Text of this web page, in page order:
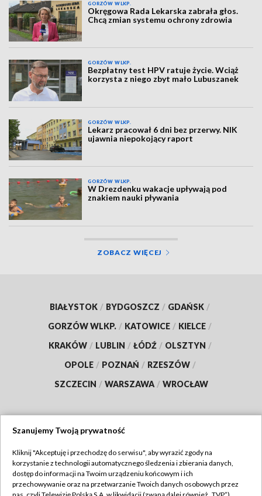
GORZÓW WLKP.
Okręgowa Rada Lekarska zabrała głos.
Chcą zmian systemu ochrony zdrowia
GORZÓW WLKP.
Bezpłatny test HPV ratuje życie. Wciąż
korzysta z niego zbyt mało Lubuszanek
GORZÓW WLKP.
Lekarz pracował 6 dni bez przerwy. NIK
ujawnia niepokojący raport
GORZÓW WLKP.
W Drezdenku wakacje upływają pod
znakiem nauki pływania
ZOBACZ WIĘCEJ
BIAŁYSTOK / BYDGOSZCZ / GDAŃSK /
GORZÓW WLKP. / KATOWICE / KIELCE /
KRAKÓW / LUBLIN / ŁÓDŹ / OLSZTYN /
OPOLE / POZNAŃ / RZESZÓW /
SZCZECIN / WARSZAWA / WROCŁAW
TVP
Abonament TVP
Regulamin TVP
Szanujemy Twoją prywatność
Kliknij "Akceptuję i przechodzę do serwisu", aby wyrazić zgody na
korzystanie z technologii automatycznego śledzenia i zbierania danych,
dostęp do informacji na Twoim urządzeniu końcowym i ich
przechowywanie oraz na przetwarzanie Twoich danych osobowych przez